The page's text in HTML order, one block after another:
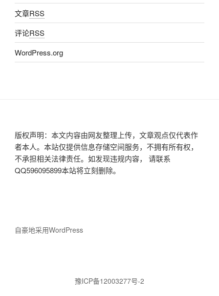
文章RSS
评论RSS
WordPress.org
版权声明：本文内容由网友整理上传，文章观点仅代表作
者本人。本站仅提供信息存储空间服务，不拥有所有权，
不承担相关法律责任。如发现违规内容， 请联系
QQ596095899本站将立刻删除。
自豪地采用WordPress
豫ICP备12003277号-2